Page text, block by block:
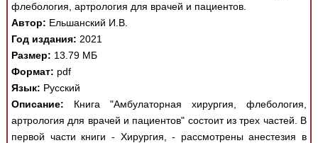
флебология, артрология для врачей и пациентов.
Автор: Ельшанский И.В.
Год издания: 2021
Размер: 13.79 МБ
Формат: pdf
Язык: Русский
Описание: Книга "Амбулаторная хирургия, флебология,
артрология для врачей и пациентов" состоит из трех частей. В
первой части книги - Хирургия, - рассмотрены анестезия в